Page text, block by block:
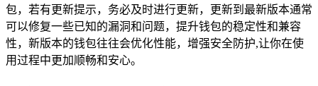
包，若有更新提示，务必及时进行更新，更新到最新版本通常
可以修复一些已知的漏洞和问题，提升钱包的稳定性和兼容
性，新版本的钱包往往会优化性能，增强安全防护,让你在使
用过程中更加顺畅和安心。